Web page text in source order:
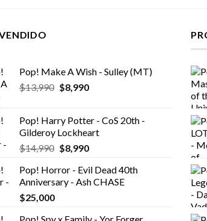
Pop! Make A Wish - Sulley (MT)
$13,990 El
era:
$13,990.
$8,990El
es:
$8,990.
Pop! Harry Potter - CoS 20th -
Gilderoy Lockheart
$14,990 El
original
era:
$8,990El
actual
es:
Pop! Horror - Evil Dead 40th
Anniversary - Ash CHASE
$25,000